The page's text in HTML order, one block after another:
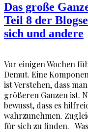
Das große
Teil 8 der
sich und andere
Vor einigen Wochen
Demut. Eine
ist Verstehen, dass
größeren Ganzen ist.
bewusst, dass es
wahrzunehmen.
für sich zu finden.